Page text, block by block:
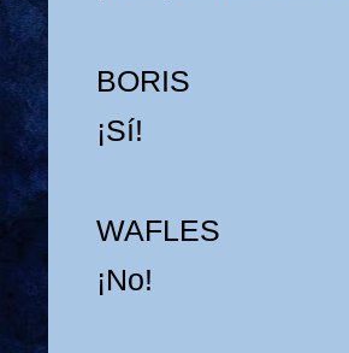
BORIS
¡Sí!
WAFLES
¡No!